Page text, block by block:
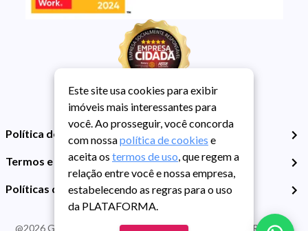
Política de Privacidade
Termos e Condições de Uso
Políticas de Cookies
@2026Guarida Imóvel. Todos os direitos reservados. CRECI RS -
Este site usa cookies para exibir
imóveis mais interessantes para
você. Ao prosseguir, você concorda
com nossapolítica de cookies e
aceita os termos de uso, que regem a
relação entre você e nossa empresa,
estabelecendo as regras para o uso
da PLATAFORMA.